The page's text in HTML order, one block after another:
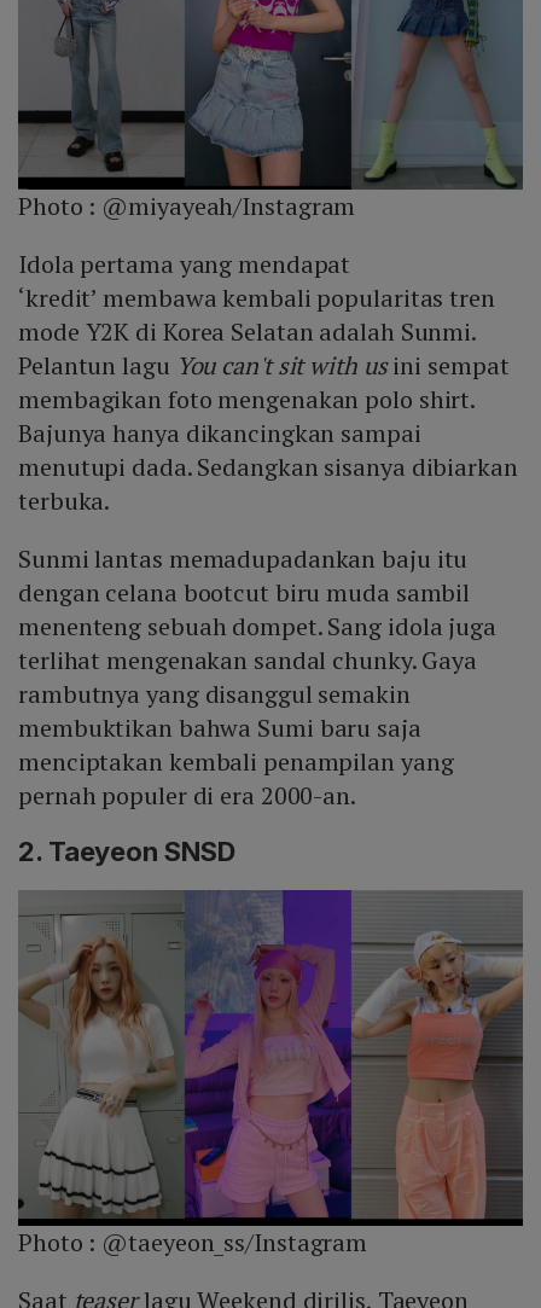
Photo : @miyayeah/Instagram
Idola pertama yang mendapat
‘kredit’ membawa kembali popularitas tren
mode Y2K di Korea Selatan adalah Sunmi.
Pelantun lagu You can't sit with usini sempat
membagikan foto mengenakan polo shirt.
Bajunya hanya dikancingkan sampai
menutupi dada. Sedangkan sisanya dibiarkan
terbuka.
Sunmi lantas memadupadankan baju itu
dengan celana bootcut biru muda sambil
menenteng sebuah dompet. Sang idola juga
terlihat mengenakan sandal chunky. Gaya
rambutnya yang disanggul semakin
membuktikan bahwa Sumi baru saja
menciptakan kembali penampilan yang
pernah populer di era 2000-an.
2. Taeyeon SNSD
Photo : @taeyeon_ss/Instagram
Saat teaserlagu Weekend dirilis, Taeyeon